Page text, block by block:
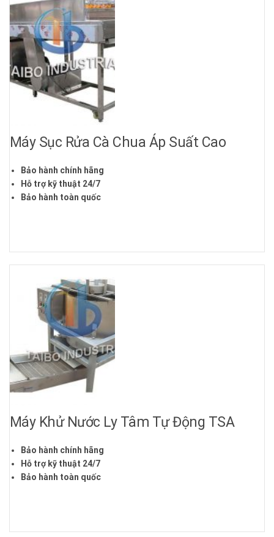
Máy Sục Rửa Cà Chua Áp Suất Cao
Bảo hành chính hãng
Hỗ trợ kỹ thuật 24/7
Bảo hành toàn quốc
Máy Khử Nước Ly Tâm Tự Động TSA
Bảo hành chính hãng
Hỗ trợ kỹ thuật 24/7
Bảo hành toàn quốc